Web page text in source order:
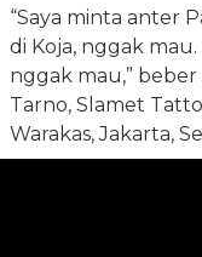
“Saya minta anter
di Koja, nggak mau.
nggak mau,”
Tarno, Slamet
Warakas, Jakarta,